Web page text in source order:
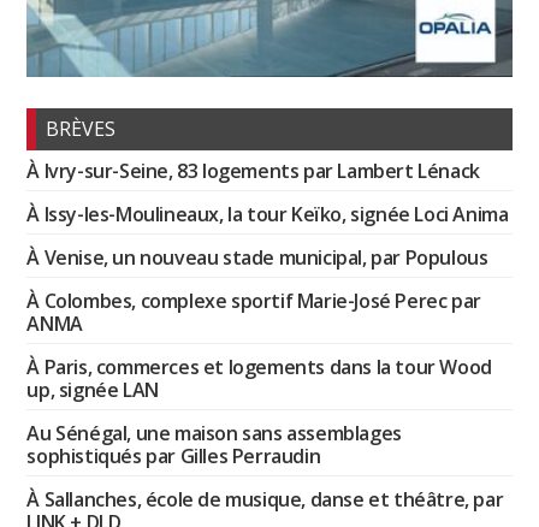
BRÈVES
À Ivry-sur-Seine, 83 logements par Lambert Lénack
À Issy-les-Moulineaux, la tour Keïko, signée Loci Anima
À Venise, un nouveau stade municipal, par Populous
À Colombes, complexe sportif Marie-José Perec par
ANMA
À Paris, commerces et logements dans la tour Wood
up, signée LAN
Au Sénégal, une maison sans assemblages
sophistiqués par Gilles Perraudin
À Sallanches, école de musique, danse et théâtre, par